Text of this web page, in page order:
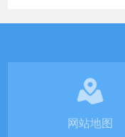
网站地图